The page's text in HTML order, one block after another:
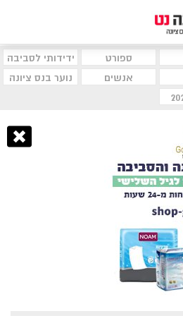
ספורט
ידידותי לסביבה
אנשים
נוער בנס ציונה